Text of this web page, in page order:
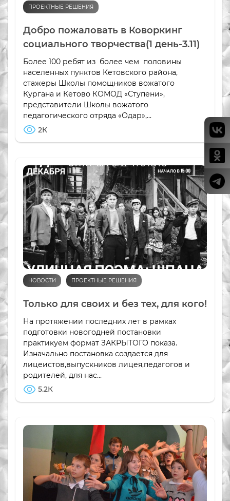
ПРОЕКТНЫЕ РЕШЕНИЯ
Добро пожаловать в Коворкинг
социального творчества(1 день-3.11)
Более 100 ребят из более чем половины
населенных пунктов Кетовского района,
стажеры Школы помощников вожатого
Кургана и Кетово КОМОД «Ступени»,
представители Школы вожатого
педагогического отряда «Одар»,...
2К
НОВОСТИ ПРОЕКТНЫЕ РЕШЕНИЯ
Только для своих и без тех, для кого!
На протяжении последних лет в рамках
подготовки новогодней постановки
практикуем формат ЗАКРЫТОГО показа.
Изначально постановка создается для
лицеистов,выпускников лицея,педагогов и
родителей, для нас...
5.2К